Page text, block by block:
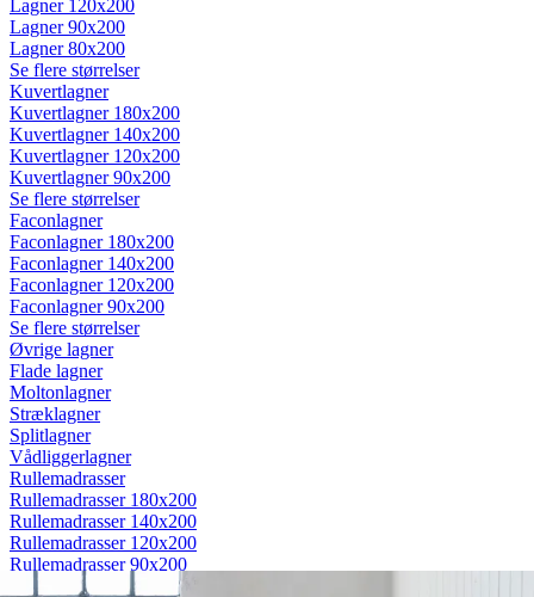
Lagner 120x200
Lagner 90x200
Lagner 80x200
Se flere størrelser
Kuvertlagner
Kuvertlagner 180x200
Kuvertlagner 140x200
Kuvertlagner 120x200
Kuvertlagner 90x200
Se flere størrelser
Faconlagner
Faconlagner 180x200
Faconlagner 140x200
Faconlagner 120x200
Faconlagner 90x200
Se flere størrelser
Øvrige lagner
Flade lagner
Moltonlagner
Stræklagner
Splitlagner
Vådliggerlagner
Rullemadrasser
Rullemadrasser 180x200
Rullemadrasser 140x200
Rullemadrasser 120x200
Rullemadrasser 90x200
Se flere størrelser